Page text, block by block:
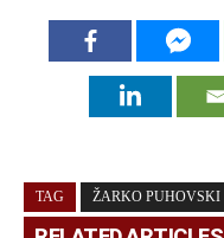
TAG ŽARKO PUHOVSKI